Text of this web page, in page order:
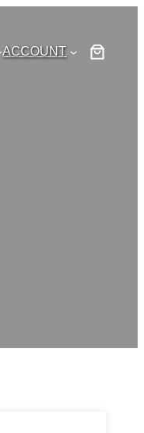
ACCOUNT